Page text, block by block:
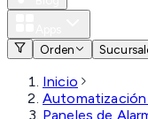
Orden
Inicio
Paneles de